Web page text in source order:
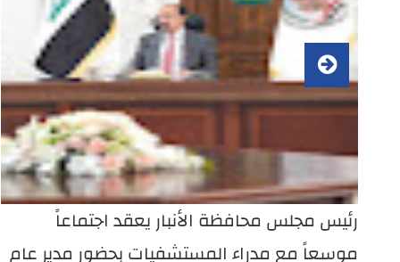
رئيس مجلس محافظة الأنبار يعقد اجتماعاً
موسعاً مع مدراء المستشفيات بحضور مدير عام